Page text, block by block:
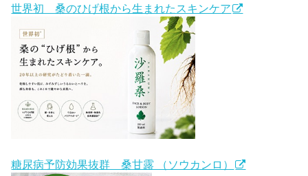
世界初 桑のひげ根から生まれたスキンケア
糖尿病予防効果抜群 桑甘露 （ソウカンロ）